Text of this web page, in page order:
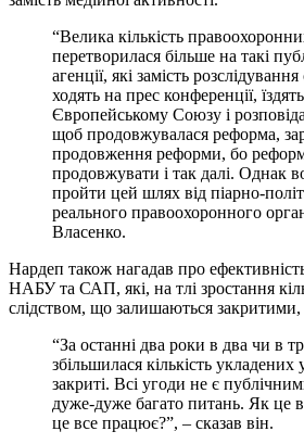
“Велика кількість
перетворилася більше на такі
агенції, які замість
ходять на прес конференції,
Європейському Союзу і
щоб продовжувалася реформа,
продовження реформи, бо
продовжувати і так далі. Однак
пройти цей шлях від піарно-
реального правоохоронного
Власенко.
Нардеп також нагадав про
НАБУ та САП, які, на тлі зростання
слідством, що залишаються
“За останні два роки в два чи в
збільшилася кількість укладених
закриті. Всі угоди не є
дуже-дуже багато питань. Як це
це все працює?”, – сказав він.